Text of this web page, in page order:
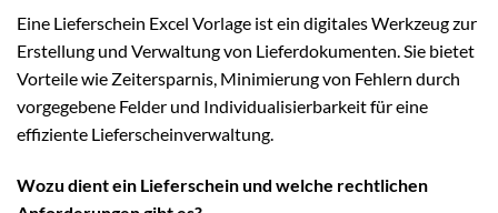
Eine Lieferschein Excel Vorlage ist ein digitales Werkzeug zur
Erstellung und Verwaltung von Lieferdokumenten. Sie bietet
Vorteile wie Zeitersparnis, Minimierung von Fehlern durch
vorgegebene Felder und Individualisierbarkeit für eine
effiziente Lieferscheinverwaltung.
Wozu dient ein Lieferschein und welche rechtlichen